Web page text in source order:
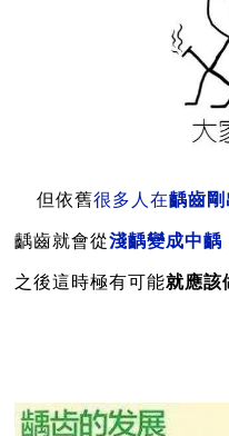
但依舊很多人在齲齒
齲齒就會從淺齲變成中齲
之後這時極有可能就應該